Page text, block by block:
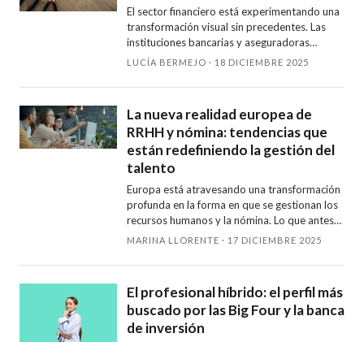
El sector financiero está experimentando una
transformación visual sin precedentes. Las
instituciones bancarias y aseguradoras
buscan nuevas formas de comunicarse con
LUCÍA BERMEJO · 18 DICIEMBRE 2025
La nueva realidad europea de
RRHH y nómina: tendencias que
están redefiniendo la gestión del
talento
Europa está atravesando una transformación
profunda en la forma en que se gestionan los
recursos humanos y la nómina. Lo que antes
era un proceso esencialmente administrativo
MARINA LLORENTE · 17 DICIEMBRE 2025
El profesional híbrido: el perfil más
buscado por las Big Four y la banca
de inversión